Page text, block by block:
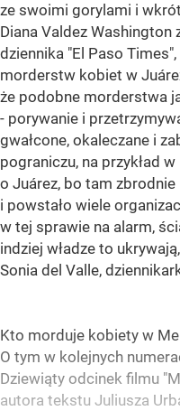
ze swoimi gorylami i
Diana Valdez
dziennika "El Paso
morderstw kobiet w
że podobne morderstwa
- porywanie i
gwałcone, okaleczane i
pograniczu, na przykład
o Juárez, bo tam
i powstało wiele
w tej sprawie na alarm,
indziej władze to
Sonia del Valle,
Kto morduje kobiety w
O tym w kolejnych
Dziewiąty odcinek filmu
autora tekstu Juliusza